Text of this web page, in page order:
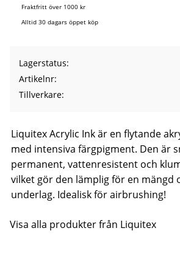
Fraktfritt över 1000 kr
Alltid 30 dagars öppet köp
Lagerstatus
Artikelnr
Tillverkare
Liquitex Acrylic Ink är en flytande
med intensiva färgpigment. Den är
permanent, vattenresistent och
vilket gör den lämplig för en mängd
underlag. Idealisk för airbrushing!
Visa alla produkter från Liquitex